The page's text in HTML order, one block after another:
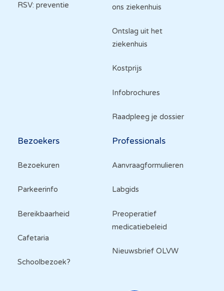
RSV: preventie
ons ziekenhuis
Ontslag uit het
ziekenhuis
Kostprijs
Infobrochures
Raadpleeg je dossier
Bezoekers
Bezoekuren
Parkeerinfo
Bereikbaarheid
Cafetaria
Schoolbezoek?
Professionals
Aanvraagformulieren
Labgids
Preoperatief
medicatiebeleid
Nieuwsbrief OLVW